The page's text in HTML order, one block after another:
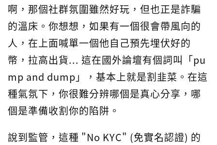
啊，那個社群氛圍雖然好玩，但也正是詐騙
的溫床。你想想，如果有一個很會帶風向的
人，在上面喊單一個他自己預先埋伏好的
幣，拉高出貨... 這在國外論壇有個詞叫「pu
mp and dump」，基本上就是割韭菜。在這
種氣氛下，你很難分辨哪個是真心分享，哪
個是準備收割你的陷阱。
說到監管，這種 "No KYC" (免實名認證) 的